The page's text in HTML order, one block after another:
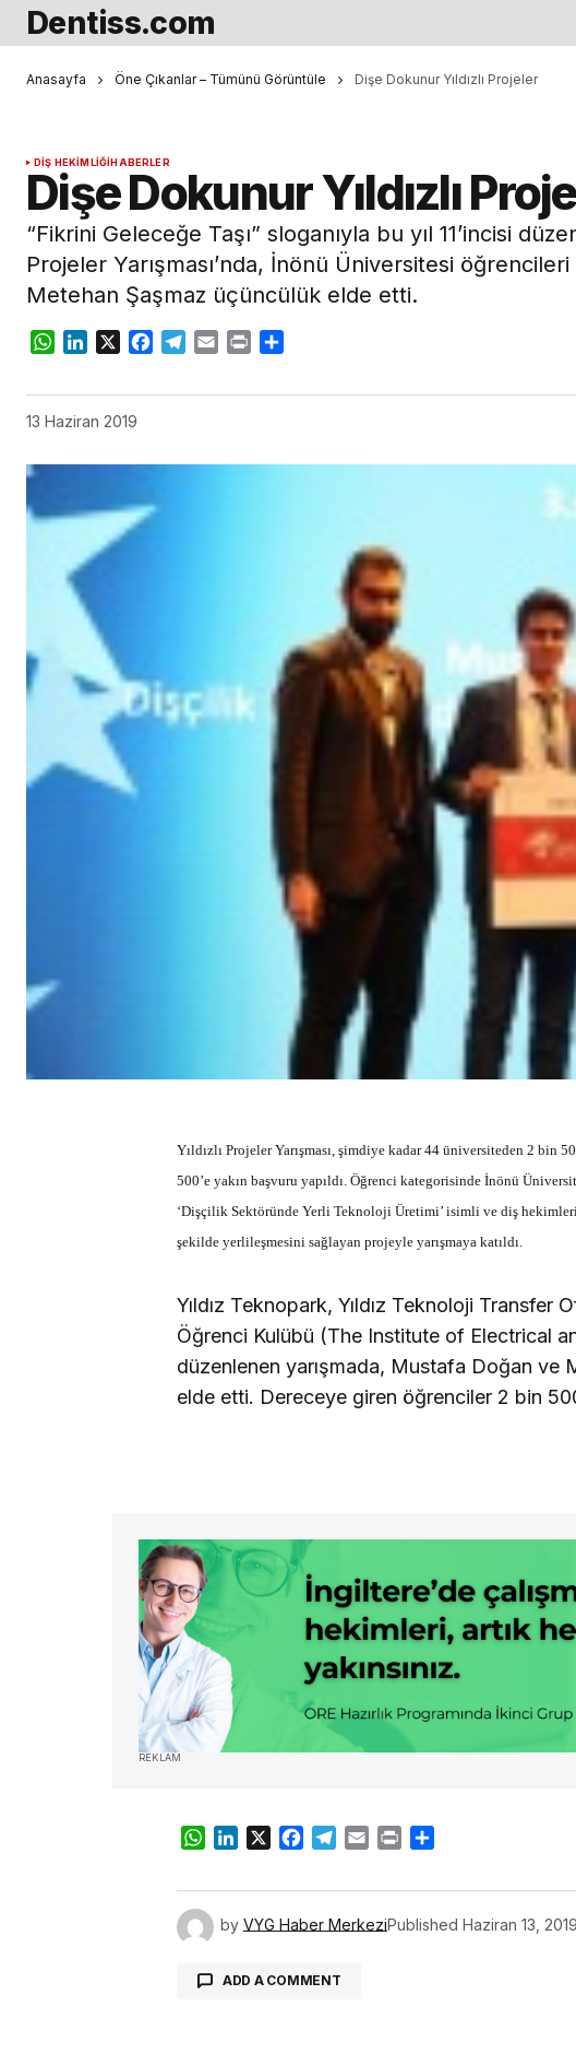
Dentiss.com
Anasayfa Öne Çıkanlar – Tümünü Görüntüle Dişe Dokunur Yıldızlı Projeler
DIŞ HEKIMLIĞIHABERLER
Dişe Dokunur Yıldızlı
“Fikrini Geleceğe Taşı” sloganıyla bu yıl 11’incisi
Projeler Yarışması’nda, İnönü Üniversitesi
Metehan Şaşmaz üçüncülük elde etti.
WhatsApp
LinkedIn
X Facebook
Telegram
Email Print
13 Haziran 2019
Yıldızlı Projeler Yarışması, şimdiye kadar 44 üniversiteden 2 bin
500’e yakın başvuru yapıldı. Öğrenci kategorisinde İnönü
‘Dişçilik Sektöründe Yerli Teknoloji Üretimi’ isimli ve diş
şekilde yerlileşmesini sağlayan projeyle yarışmaya katıldı.
Yıldız Teknopark, Yıldız Teknoloji Transfer
Öğrenci Kulübü (The Institute of Electrical
düzenlenen yarışmada, Mustafa Doğan ve
elde etti. Dereceye giren öğrenciler 2 bin
REKLAM
WhatsApp
LinkedIn
X Facebook
Telegram
Email Print
by VYG Haber MerkeziPublished Haziran 13, 2019
ADD A COMMENT